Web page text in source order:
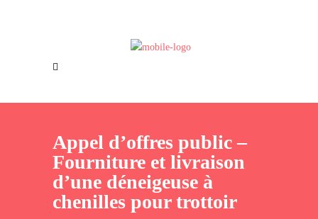
Offres d’emploi
Appel d’offres public –
Fourniture et livraison
d’une déneigeuse à
chenilles pour trottoir